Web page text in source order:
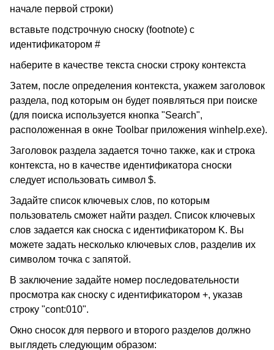
начале первой строки)
вставьте подстрочную сноску (footnote) с
идентификатором #
наберите в качестве текста сноски строку контекста
Затем, после определения контекста, укажем заголовок
раздела, под которым он будет появляться при поиске
(для поиска используется кнопка "Search",
расположенная в окне Toolbar приложения winhelp.exe).
Заголовок раздела задается точно также, как и строка
контекста, но в качестве идентификатора сноски
следует использовать символ $.
Задайте список ключевых слов, по которым
пользователь сможет найти раздел. Список ключевых
слов задается как сноска с идентификатором K. Вы
можете задать несколько ключевых слов, разделив их
символом точка с запятой.
В заключение задайте номер последовательности
просмотра как сноску с идентификатором +, указав
строку "cont:010".
Окно сносок для первого и второго разделов должно
выглядеть следующим образом: